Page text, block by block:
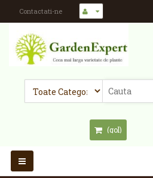
Contactati-ne
(gol)
Toggle
navigation